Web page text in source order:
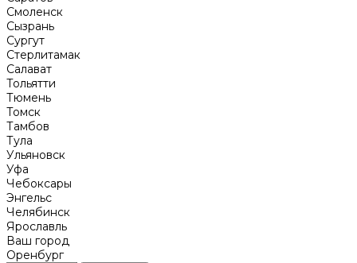
Смоленск
Сызрань
Сургут
Стерлитамак
Салават
Тольятти
Тюмень
Томск
Тамбов
Тула
Ульяновск
Уфа
Чебоксары
Энгельс
Челябинск
Ярославль
Ваш город
Оренбург